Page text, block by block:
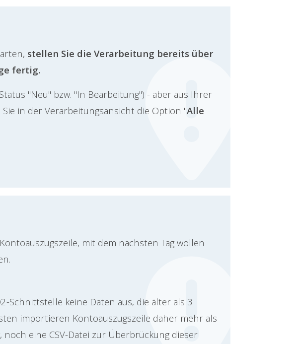
stellen Sie die Verarbeitung bereits über
fertig.
"Neu" bzw. "In Bearbeitung") - aber aus Ihrer
in der Verarbeitungsansicht die Option "Alle
mit dem nächsten Tag wollen
Schnittstelle keine Daten aus, die älter als 3
importieren Kontoauszugszeile daher mehr als
eine CSV-Datei zur Überbrückung dieser